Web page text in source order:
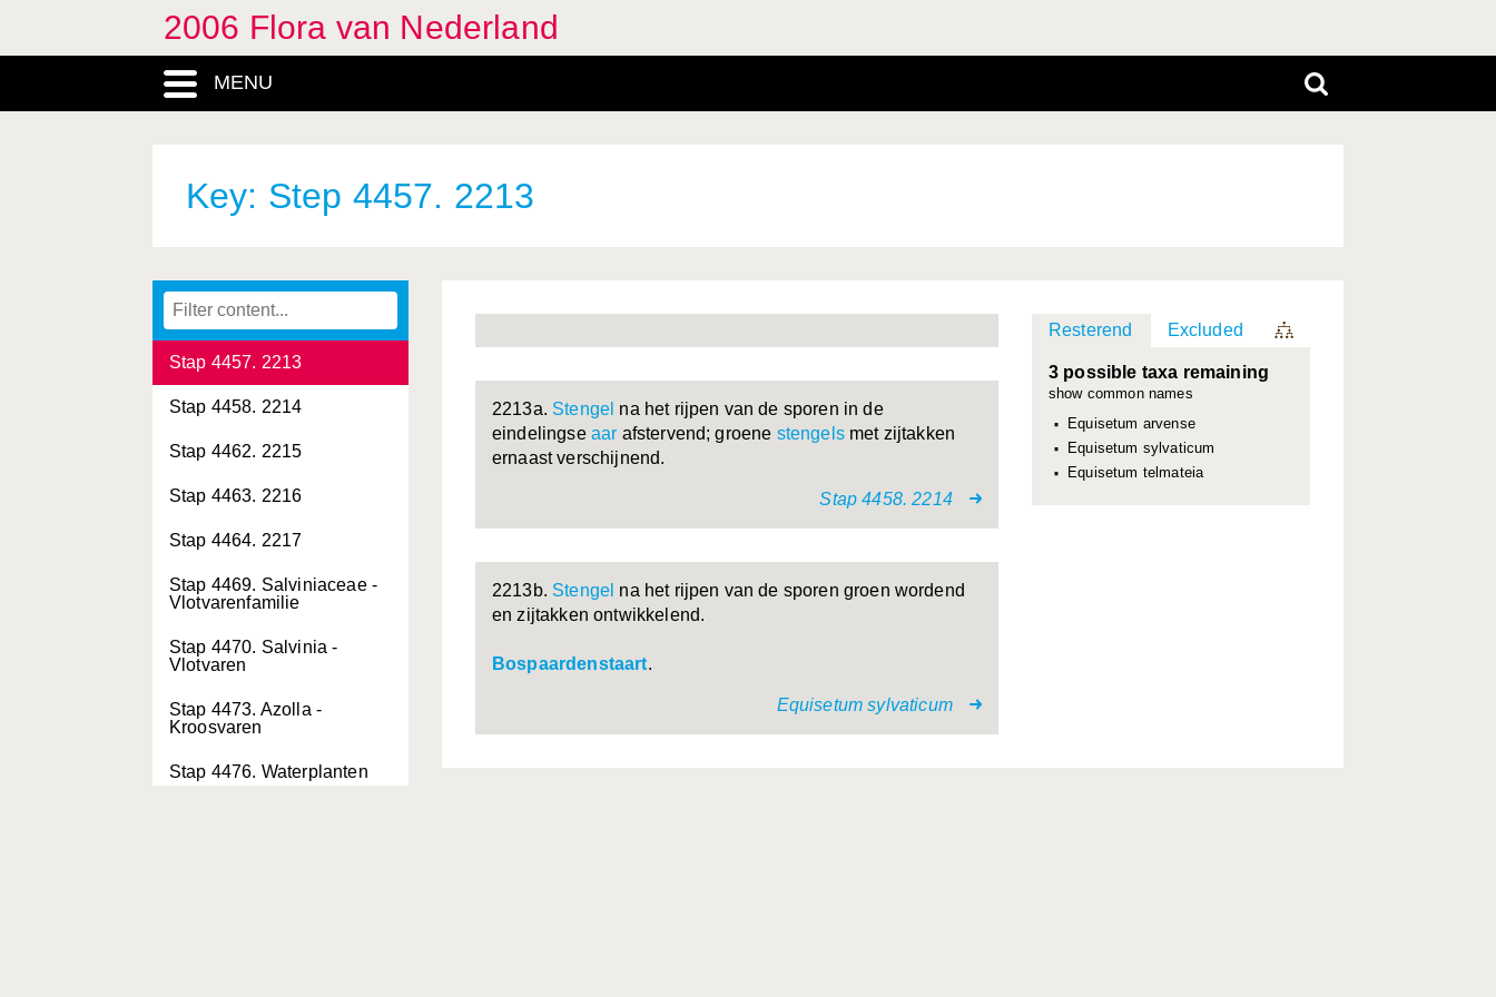
2006 Flora van Nederland
MENU
Key: Step 4457. 2213
Stap 4444. Equisetaceae -
Stap 4445. 2207
Stap 4447. 2209
Stap 4452. 2212
Stap 4457. 2213
Stap 4458. 2214
Stap 4462. 2215
Stap 4463. 2216
Stap 4464. 2217
Stap 4469. Salviniaceae -
Vlotvarenfamilie
Stap 4470. Salvinia -
Vlotvaren
Stap 4473. Azolla -
Kroosvaren
Stap 4476. Waterplanten
2213a. Stengel na het rijpen van de sporen in de
eindelingse aar afstervend; groene stengelsmet zijtakken
ernaast verschijnend.
Stap 4458. 2214
2213b. Stengel na het rijpen van de sporen groen wordend
en zijtakken ontwikkelend.
Bospaardenstaart.
Equisetum sylvaticum
Resterend Excluded
3 possible taxa remaining
show common names
Equisetum arvense
Equisetum sylvaticum
Equisetum telmateia